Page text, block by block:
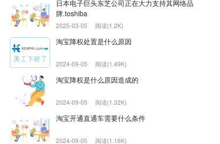
日本电子巨头东芝公司正在大力支持其网络品
牌.toshiba
2025-03-05 阅读(1.2K)
淘宝降权处置是什么原因
2024-09-05 阅读(1.49K)
淘宝降权是什么原因造成的
2024-09-05 阅读(1.32K)
淘宝开通直通车需要什么条件
2024-09-05 阅读(1.16K)